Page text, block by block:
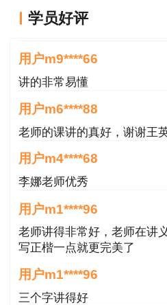
保建设工程教育网提供的
异议，请考生以官网公布的
学员好评
用户zh****35
用户m9****66
讲的非常易懂
用户m6****88
老师的课讲的真好，谢谢王
用户m4****68
李娜老师优秀
用户m1****96
老师讲得非常好，老师在讲
写正楷一点就更完美了
用户m1****96
三个字讲得好